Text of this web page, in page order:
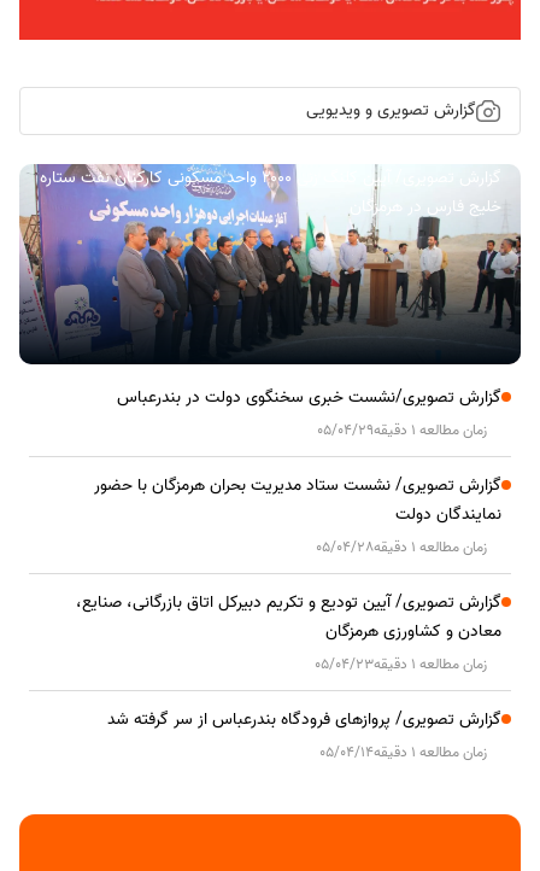
گزارش تصویری و ویدیویی
گزارش تصویری/ آیین کلنگ زنی ۲۰۰۰ واحد مسکونی کارکنان نفت ستاره
خلیج فارس در هرمزگان
گزارش تصویری/نشست خبری سخنگوی دولت در بندرعباس
زمان مطالعه 1 دقیقه 05/04/29
گزارش تصویری/ نشست ستاد مدیریت بحران هرمزگان با حضور
نمایندگان دولت
زمان مطالعه 1 دقیقه 05/04/28
گزارش تصویری/ آیین تودیع و تکریم دبیرکل اتاق بازرگانی، صنایع،
معادن و کشاورزی هرمزگان
زمان مطالعه 1 دقیقه 05/04/23
گزارش تصویری/ پروازهای فرودگاه بندرعباس از سر گرفته شد
زمان مطالعه 1 دقیقه 05/04/14